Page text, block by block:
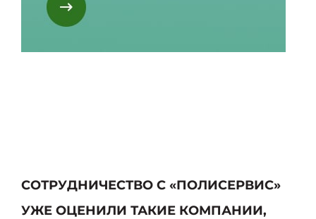
СОТРУДНИЧЕСТВО С «ПОЛИСЕРВИС»
УЖЕ ОЦЕНИЛИ ТАКИЕ КОМПАНИИ,